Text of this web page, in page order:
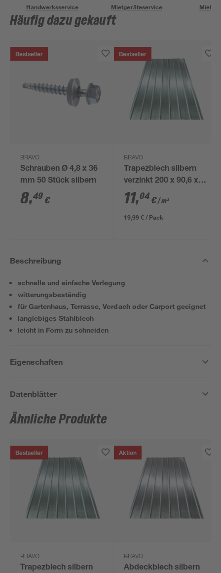
Handwerksservice Mietgeräteservice
Häufig dazu gekauft
Bestseller
BRAVO
Schrauben Ø 4,8 x 36
mm 50 Stück silbern
8,49 €
Bestseller
BRAVO
Trapezblech silbern
verzinkt 200 x 90,6 x
0,035 cm
11,04 €/ m²
19,99 € / Pack
Beschreibung
schnelle und einfache Verlegung
witterungsbeständig
für Gartenhaus, Terrasse, Vordach oder Carport geeignet
langlebiges Stahlblech
leicht in Form zu schneiden
Eigenschaften
Datenblätter
Ähnliche Produkte
Bestseller
BRAVO
Trapezblech silbern
Aktion
BRAVO
Abdeckblech silbern